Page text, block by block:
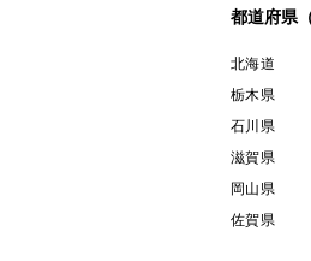
都道府県
北海道
栃木県
石川県
滋賀県
岡山県
佐賀県